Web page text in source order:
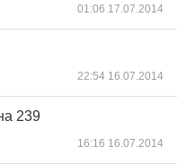
01:06 17.07.2014
22:54 16.07.2014
239
16:16 16.07.2014